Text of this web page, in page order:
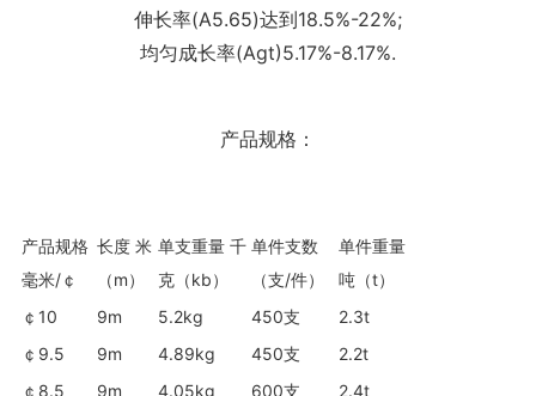
伸长率(A5.65)达到18.5%-22%;
均匀成长率(Agt)5.17%-8.17%.
产品规格：
产品规格
毫米/￠
长度 米
（m）
单支重量 千
克（kb）
单件支数
（支/件）
单件重量
吨（t）
￠10
9m 5.2kg 450支
2.3t
￠9.5
9m 4.89kg 450支
2.2t
￠8.5
9m 4.05kg 600支 2.4t